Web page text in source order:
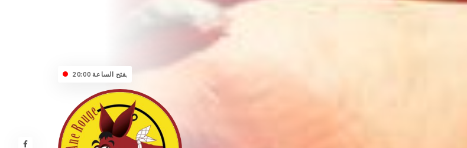
مُغلق - يفتح الساعة 20:00